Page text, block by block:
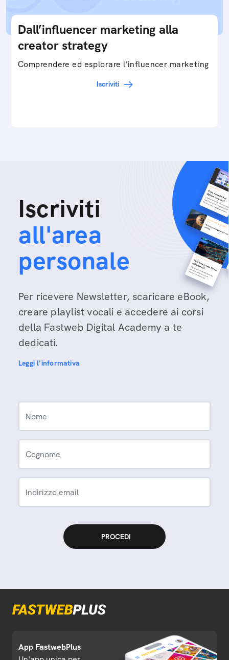
Dall’influencer marketing alla
creator strategy
Comprendere ed esplorare l'influencer marketing
Iscriviti
Iscriviti
all'area
personale
Per ricevere Newsletter, scaricare eBook,
creare playlist vocali e accedere ai corsi
della Fastweb Digital Academy a te
dedicati.
Leggi l'informativa
Nome
Cognome
Indirizzo email
App FastwebPlus